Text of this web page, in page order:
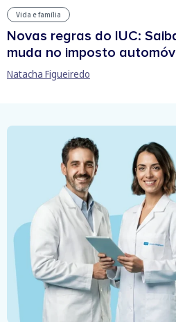
Vida e família
Novas regras do IUC:
muda no imposto
Natacha Figueiredo